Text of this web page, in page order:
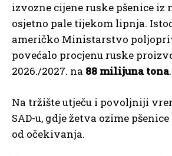
izvozne cijene ruske pšenice iz
osjetno pale tijekom lipnja.
američko Ministarstvo
povećalo procjenu ruske
2026./2027. na 88 milijuna tona.
Na tržište utječu i povoljniji
SAD-u, gdje žetva ozime
od očekivanja.